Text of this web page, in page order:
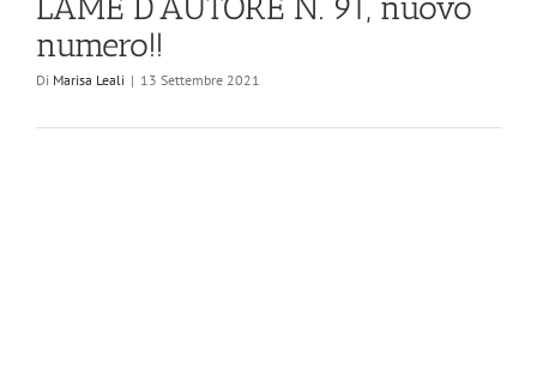
numero!!
Di Marisa Leali | 13 Settembre 2021